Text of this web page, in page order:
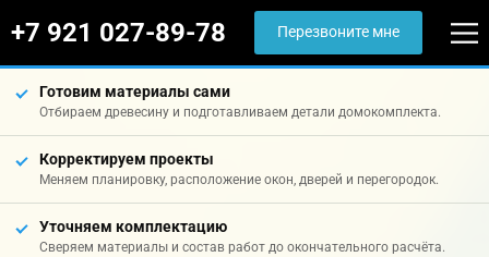
+7 921 027-89-78 Перезвоните мне
Готовим материалы сами
Отбираем древесину и подготавливаем детали домокомплекта.
Корректируем проекты
Меняем планировку, расположение окон, дверей и перегородок.
Уточняем комплектацию
Сверяем материалы и состав работ до окончательного расчёта.